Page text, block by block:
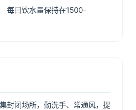
每日饮水量保持在1500-
封闭场所，勤洗手、常通风，提